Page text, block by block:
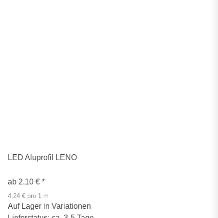
LED Aluprofil LENO
ab 2,10 € *
4,24 € pro 1 m
Auf Lager in Variationen